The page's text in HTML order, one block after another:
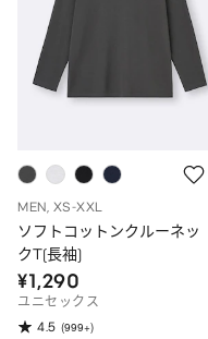
MEN, XS-XXL
ソフトコットンクルーネッ
クT(長袖)
¥1,290
ユニセックス
4.5 (999+)